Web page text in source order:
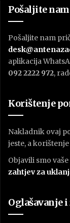
Pošaljite
Pošaljite nam
aplikacija
092 2222 972,
Korištenje
Nakladnik ovaj
jeste, a
Objavili smo
zahtjev za
Oglašavanje